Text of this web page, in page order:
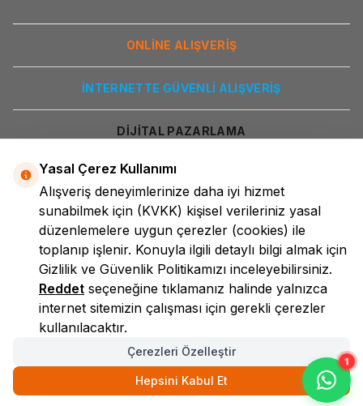
1
ONLİNE ALIŞVERİŞ
İNTERNETTE GÜVENLİ ALIŞVERİŞ
DİJİTAL PAZARLAMA
LokmanAVM
Yasal Çerez Kullanımı
Alışveriş deneyimlerinize daha iyi hizmet
sunabilmek için (KVKK) kişisel verileriniz yasal
düzenlemelere uygun çerezler (cookies) ile
toplanıp işlenir. Konuyla ilgili detaylı bilgi almak için
Gizlilik ve Güvenlik Politikamızı inceleyebilirsiniz.
Reddet seçeneğine tıklamanız halinde yalnızca
internet sitemizin çalışması için gerekli çerezler
kullanılacaktır.
Çerezleri Özelleştir
Hepsini Kabul Et